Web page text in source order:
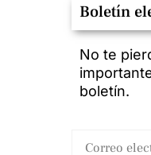
Boletín
No te
boletín.